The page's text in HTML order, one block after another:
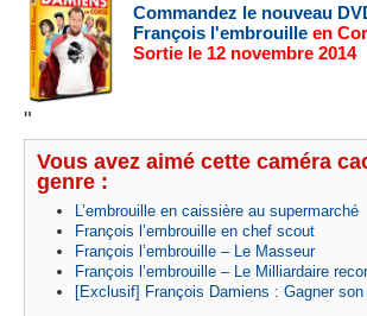
Commandez le nouveau
François l'embrouille en
Sortie le 12 novembre 2014
"
Vous avez aimé cette caméra
genre :
L’embrouille en caissière au supermarché
François l’embrouille en chef scout
François l’embrouille – Le Masseur
François l’embrouille – Le Milliardaire
[Exclusif] François Damiens : Gagner